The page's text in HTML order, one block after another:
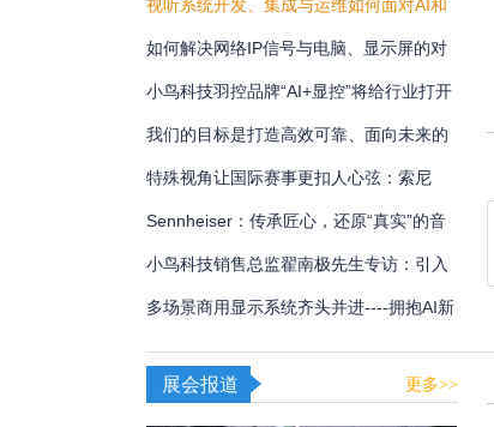
视听系统开发、集成与运维如何面对AI和
安全的挑战？
如何解决网络IP信号与电脑、显示屏的对
接难题？
小鸟科技羽控品牌“AI+显控”将给行业打开
怎样的新未来？
我们的目标是打造高效可靠、面向未来的
专业通讯解决方案
特殊视角让国际赛事更扣人心弦：索尼
BRC-AM7在宁波射击世界杯中的系统化应
用
Sennheiser：传承匠心，还原“真实”的音
频体验
小鸟科技销售总监翟南极先生专访：引入
AI，在新赛道甩开竞争对手
多场景商用显示系统齐头并进----拥抱AI新
时代，不断提升商显技术和显示效果
展会报道 更多>>